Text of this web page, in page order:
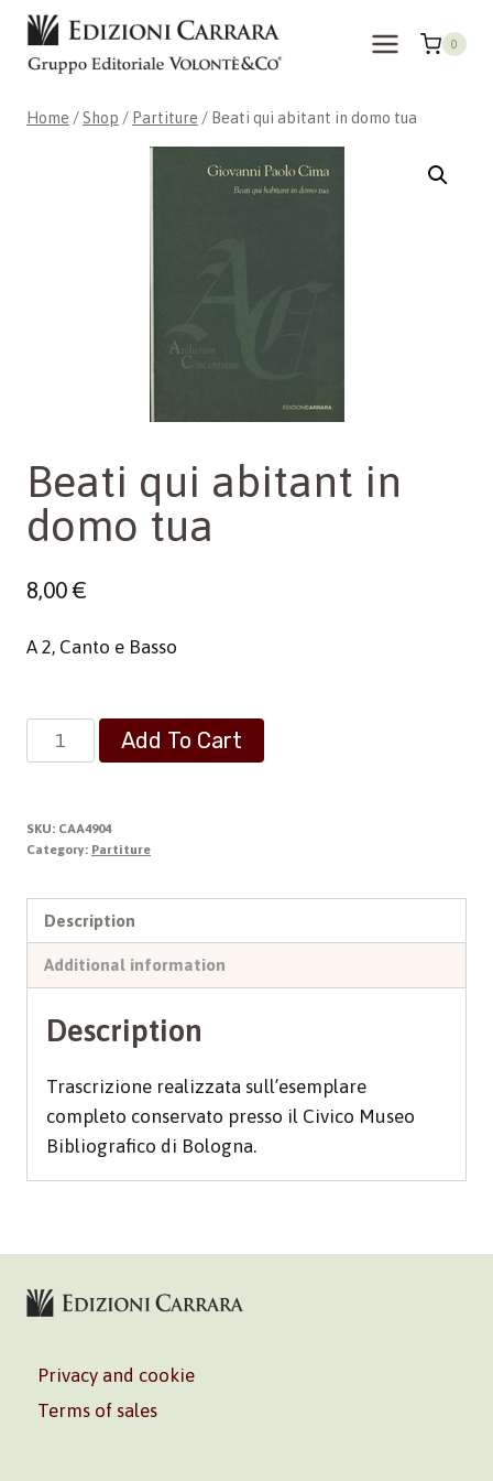
Skip
content
0
Home / Shop / Partiture / Beati qui abitant in domo tua
Beati qui abitant in
domo tua
8,00€
A 2, Canto e Basso
Beati
qui
in
domo
quantity
Add To Cart
SKU: CAA4904
Category: Partiture
Description
Additional information
Description
Trascrizione realizzata sull’esemplare
completo conservato presso il Civico Museo
Bibliografico di Bologna.
Privacy and cookie
Terms of sales